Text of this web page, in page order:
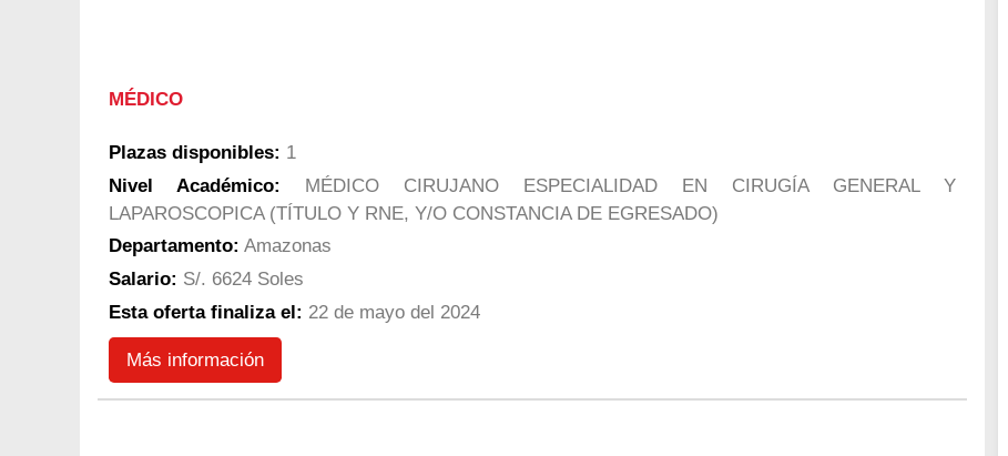
MÉDICO
Plazas disponibles: 1
Nivel Académico:
MÉDICO CIRUJANO ESPECIALIDAD EN CIRUGÍA GENERAL Y
LAPAROSCOPICA (TÍTULO Y RNE, Y/O CONSTANCIA DE EGRESADO)
Departamento: Amazonas
Salario: S/. 6624 Soles
Esta oferta finaliza el: 22 de mayo del 2024
Más información